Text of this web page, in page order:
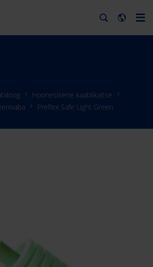
Hoonesisene kaablikaitse
Preflex Safe Light Green